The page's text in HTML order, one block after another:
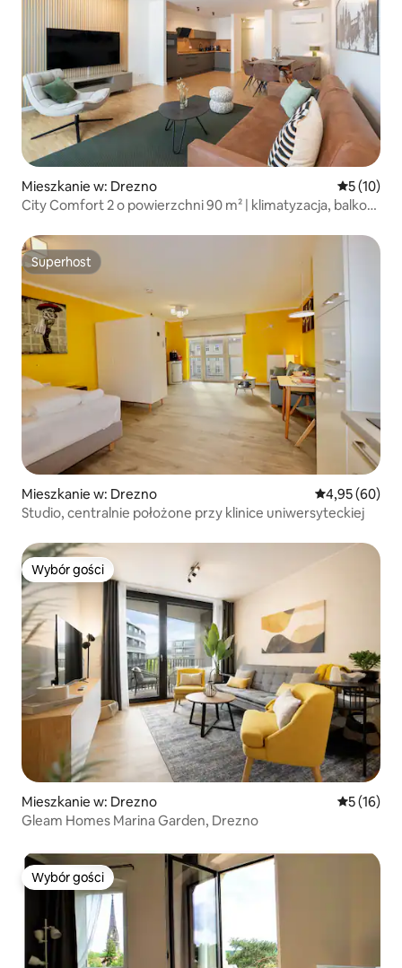
Mieszkanie w: Drezno Średnia
5 (10)
City Comfort 2 o powierzchni 90 m² | klimatyzacja, balkon,
Superhost
Superhost
Mieszkanie w: Drezno Średnia
4,95 (60)
Studio, centralnie położone przy klinice uniwersyteckiej
Wybór gości
Wybór gości
Mieszkanie w: Drezno Średnia
5 (16)
Gleam Homes Marina Garden, Drezno
Wybór gości
Wybór gości